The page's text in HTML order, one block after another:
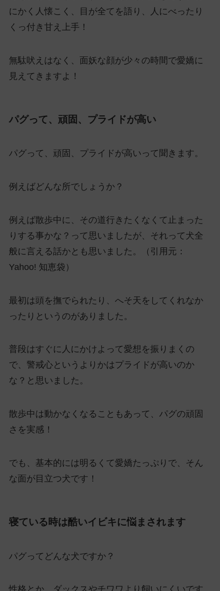
にかく人懐こく、目が全てを語り、人にべったり
くっ付き甘え上手！
無駄吠えはなく、面妖な顔が少々の時間で愛嬌に
見えてきますよ！
パグって、頑固、プライドが高い
パグって、頑固、プライドが高いって聞きます。
例えばどんな所でしょうか？
例えば散歩中に、その道行きたくなくて止まった
りする事かな？って思いましたが、それって犬全
般に言える話かとも思いました。（引用元：
Yahoo! 知恵袋）
最初は頭を撫でられたり、へそ天をしてくれなか
ったりというのがありました。
普段はすぐに人にかけよって愛想を振りまくの
で、警戒心というよりかはプライドが高いのか
な？と思いました。
散歩中は動かなくなることもあって、パグの頑固
さを実感！
でも、基本的には明るくて愛嬌たっぷりで、そん
な面が目立つ犬です！
寝ている時は酷いイビキに悩まされます
パグってどんな犬ですか？